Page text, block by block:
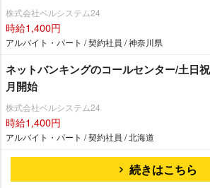
株式会社ベルシステム24
時給1,400円
アルバイト・パート / 契約社員 / 神奈川県
ネットバンキングのコールセンター/土日
月開始
株式会社ベルシステム24
時給1,400円
アルバイト・パート / 契約社員 / 北海道
続きはこちら